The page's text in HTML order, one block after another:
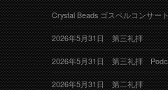
Crystal Beads ゴスペルコンサー
2026年5月31日 第三礼拝
2026年5月31日 第三礼拝
2026年5月31日 第二礼拝